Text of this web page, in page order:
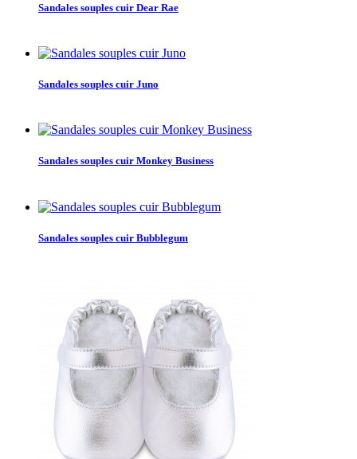
Sandales souples cuir Dear Rae
Sandales souples cuir Juno
Sandales souples cuir Monkey Business
Sandales souples cuir Bubblegum